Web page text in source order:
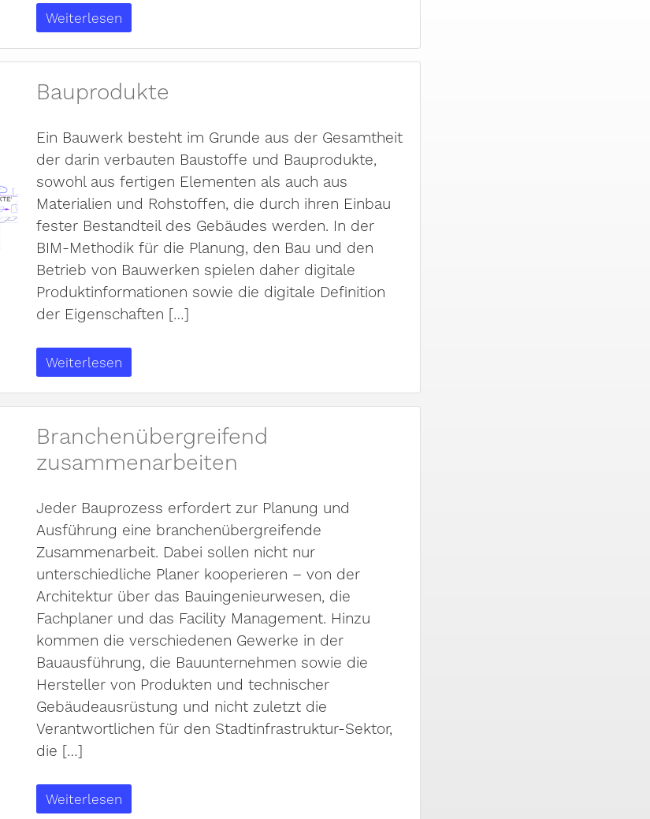
Weiterlesen
Bauprodukte
Ein Bauwerk besteht im Grunde aus der Gesamtheit
der darin verbauten Baustoffe und Bauprodukte,
sowohl aus fertigen Elementen als auch aus
Materialien und Rohstoffen, die durch ihren Einbau
fester Bestandteil des Gebäudes werden. In der
BIM-Methodik für die Planung, den Bau und den
Betrieb von Bauwerken spielen daher digitale
Produktinformationen sowie die digitale Definition
der Eigenschaften […]
Weiterlesen
Branchenübergreifend
zusammenarbeiten
Jeder Bauprozess erfordert zur Planung und
Ausführung eine branchenübergreifende
Zusammenarbeit. Dabei sollen nicht nur
unterschiedliche Planer kooperieren – von der
Architektur über das Bauingenieurwesen, die
Fachplaner und das Facility Management. Hinzu
kommen die verschiedenen Gewerke in der
Bauausführung, die Bauunternehmen sowie die
Hersteller von Produkten und technischer
Gebäudeausrüstung und nicht zuletzt die
Verantwortlichen für den Stadtinfrastruktur-Sektor,
die […]
Weiterlesen